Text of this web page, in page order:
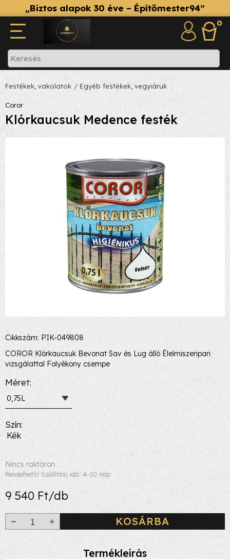
„Biztos alapok 30 éve – Építőmester94”
0
Festékek, vakolatok / Egyéb festékek, vegyiáruk
Coror
Klórkaucsuk Medence festék
Cikkszám: PIK-049808
COROR Klórkaucsuk Bevonat Sav és Lug álló Élelmiszeripari
vizsgálattal Folyékony csempe
Méret
0,75L
Szín
Kék
Nincs raktáron
Rendelhető! Szállítási idő: 4-10 nap
9 540 Ft/db
KOSÁRBA
Termékleírás